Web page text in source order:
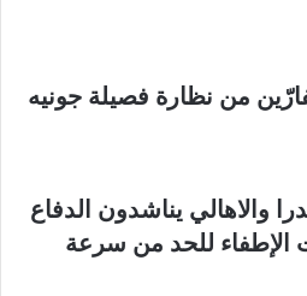
من نظارة فصيلة جونيه
والاهالي يناشدون الدفاع
الإطفاء للحد من سرعة